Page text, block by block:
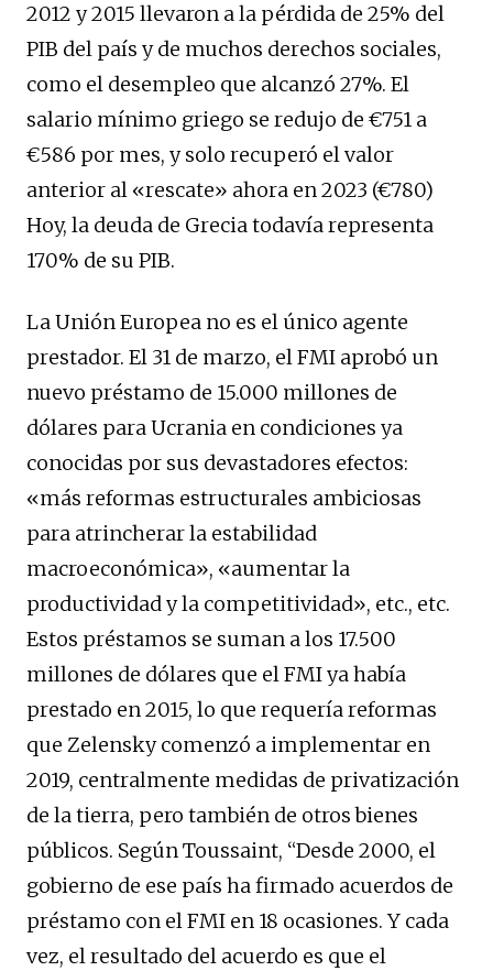
2012 y 2015 llevaron a la pérdida de 25% del
PIB del país y de muchos derechos sociales,
como el desempleo que alcanzó 27%. El
salario mínimo griego se redujo de €751 a
€586 por mes, y solo recuperó el valor
anterior al «rescate» ahora en 2023 (€780)
Hoy, la deuda de Grecia todavía representa
170% de su PIB.
La Unión Europea no es el único agente
prestador. El 31 de marzo, el FMI aprobó un
nuevo préstamo de 15.000 millones de
dólares para Ucrania en condiciones ya
conocidas por sus devastadores efectos:
«más reformas estructurales ambiciosas
para atrincherar la estabilidad
macroeconómica», «aumentar la
productividad y la competitividad», etc., etc.
Estos préstamos se suman a los 17.500
millones de dólares que el FMI ya había
prestado en 2015, lo que requería reformas
que Zelensky comenzó a implementar en
2019, centralmente medidas de privatización
de la tierra, pero también de otros bienes
públicos. Según Toussaint, “Desde 2000, el
gobierno de ese país ha firmado acuerdos de
préstamo con el FMI en 18 ocasiones. Y cada
vez, el resultado del acuerdo es que el